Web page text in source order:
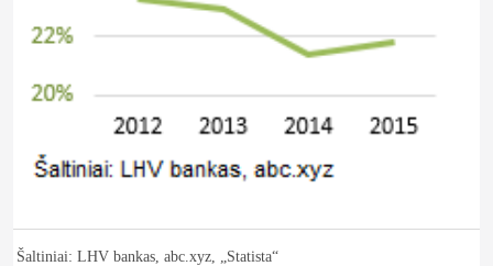
Šaltiniai: LHV bankas, abc.xyz, „Statista“